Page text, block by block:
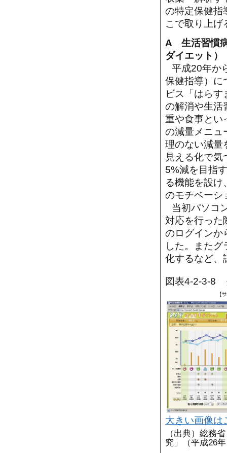
の特定保健指
こで取り上げ
A 生活習慣
ダイエット）
平成20年か
保健指導）に
ビス「はら
の解消や生活
重や食事とい
の減量メニュ
理のない減量
見える化で
5%減を目指
る機能を設け
のモチベーシ
当初パソコ
対応を行った
のログインか
した。また
化するなど、
図表4-2-3-8
大きい画像は
（出典）総務
究」（平成26